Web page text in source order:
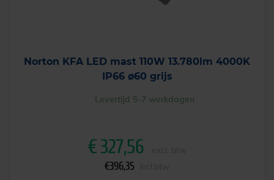
Norton KFA LED mast 110W 13.780lm 4000K
IP66 ø60 grijs
Levertijd 5-7 werkdagen
€327,56
€396,35